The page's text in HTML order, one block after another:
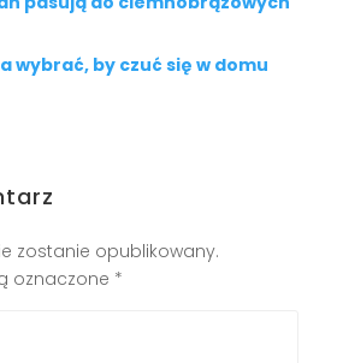
wybrać, by czuć się w domu
zostanie opublikowany.
oznaczone *